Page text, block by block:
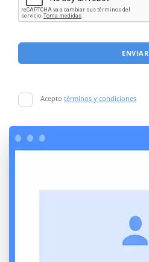
ENVIAR
Acepto términos y condiciones